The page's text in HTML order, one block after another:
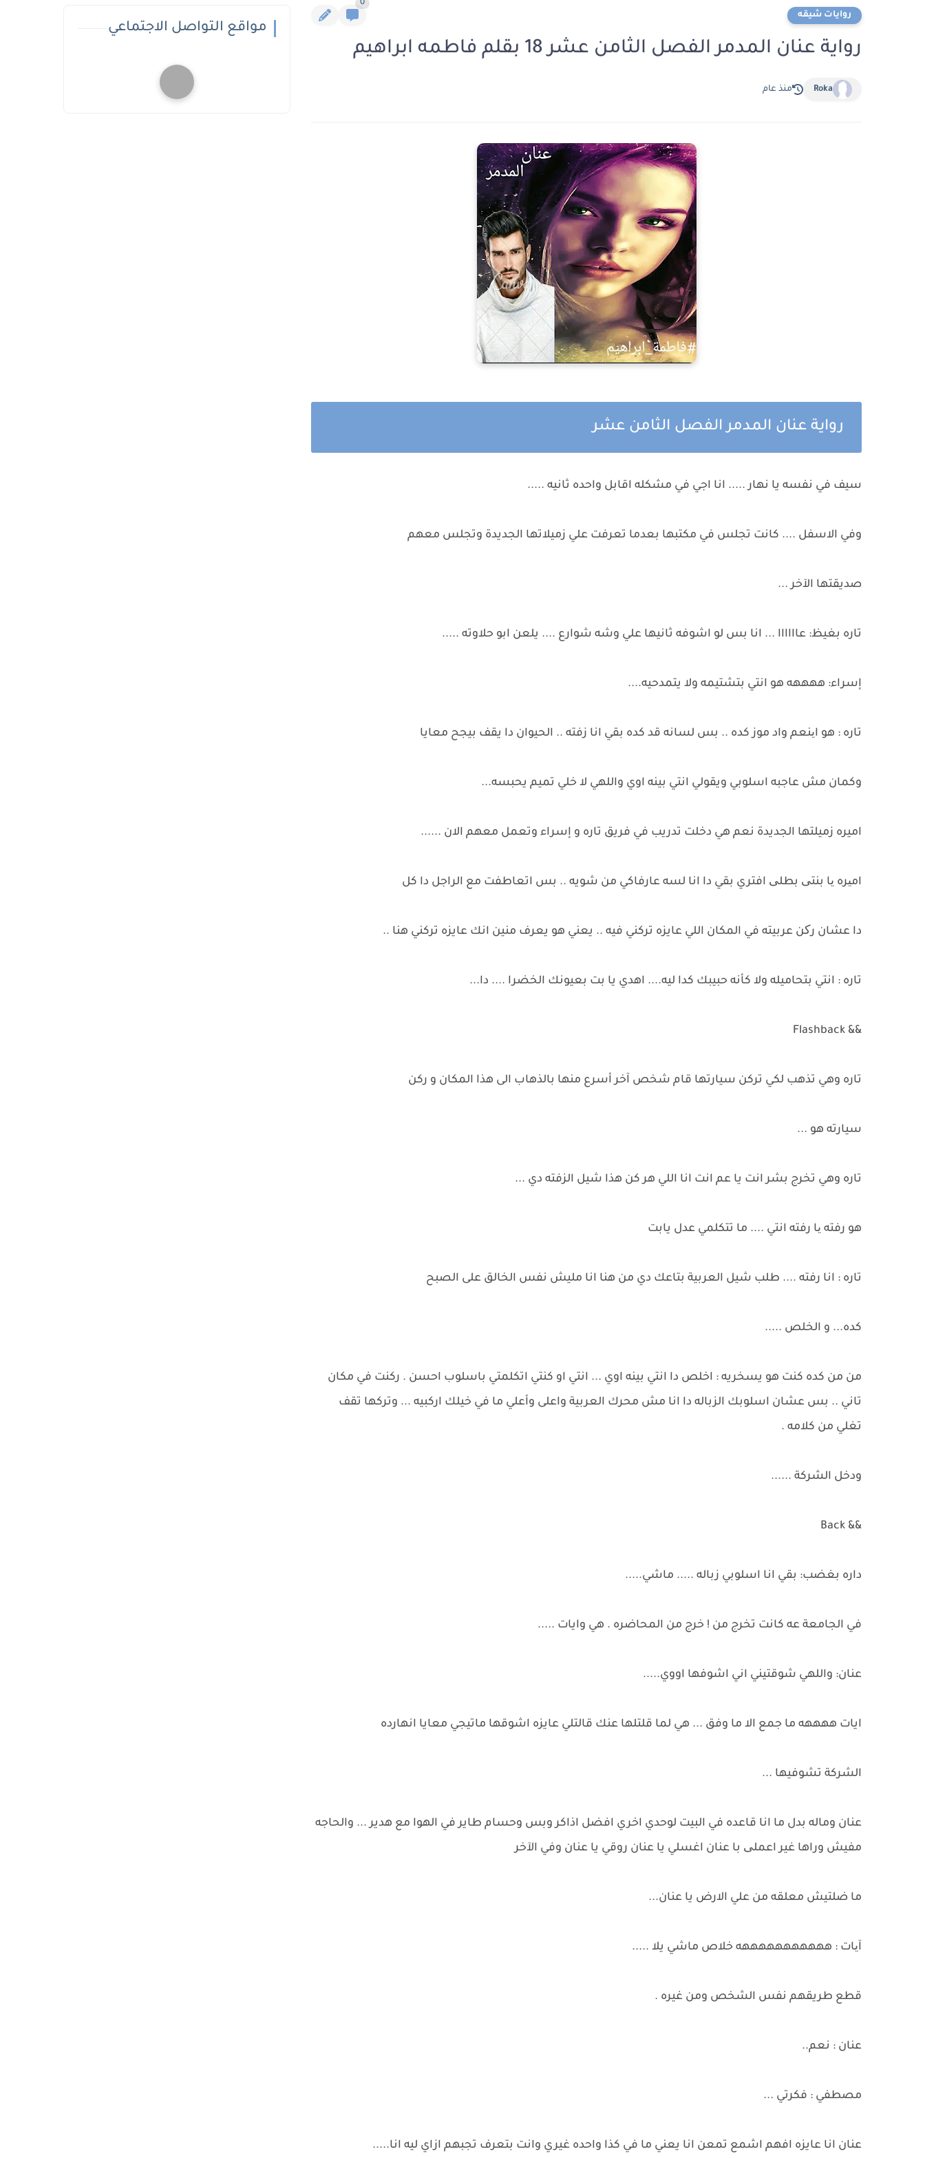
روايات شيقه
0
رواية عنان المدمر الفصل الثامن عشر 18 بقلم فاطمه ابراهيم
Roka منذ عام
رواية عنان المدمر الفصل الثامن عشر
سيف في نفسه يا نهار ..... انا اجي في مشكله اقابل واحده ثانيه .....
وفي الاسفل .... كانت تجلس في مكتبها بعدما تعرفت علي زميلاتها الجديدة وتجلس معهم
صديقتها الآخر ...
تاره بغيظ: عاااااا ... انا بس لو اشوفه ثانيها علي وشه شوارع .... يلعن ابو حلاوته .....
إسراء: ههههه هو انتي بتشتيمه ولا يتمدحيه....
تاره : هو اینعم واد موز كده .. بس لسانه قد كده بقي انا زفته .. الحيوان دا يقف بيجح معايا
وكمان مش عاجبه اسلوبي ويقولي انتي بينه اوي واللهي لا خلي تميم يحبسه...
اميره زميلتها الجديدة نعم هي دخلت تدريب في فريق تاره و إسراء وتعمل معهم الان ......
امیره یا بنتی بطلی افتري بقي دا انا لسه عارفاكي من شويه .. بس اتعاطفت مع الراجل دا كل
دا عشان رکن عربيته في المكان اللي عايزه تركني فيه .. يعني هو يعرف منين انك عايزه تركني هنا ..
تاره : انتي بتحاميله ولا كأنه حبيبك كدا ليه.... اهدي يا بت بعيونك الخضرا .... دا...
&& Flashback
تاره وهي تذهب لكي تركن سيارتها قام شخص آخر أسرع منها بالذهاب الى هذا المكان و ركن
سيارته هو ...
تاره وهي تخرج بشر انت يا عم انت انا اللي هر كن هذا شيل الزفته دي ...
هو رفته یا رفته انتي .... ما تتكلمي عدل يابت
تاره : انا رفته .... طلب شيل العربية بتاعك دي من هنا انا مليش نفس الخالق على الصبح
كده... و الخلص .....
من من كده كنت هو يسخريه : اخلص دا انتي بينه اوي ... انتي او كنتي اتكلمتي باسلوب احسن . ركنت في مكان
تاني .. بس عشان اسلوبك الزباله دا انا مش محرك العربية واعلى وأعلي ما في خيلك اركبيه ... وتركها تقف
تغلي من كلامه .
ودخل الشركة ......
&& Back
داره بغضب: بقي انا اسلوبي زباله ..... ماشي.....
في الجامعة عه كانت تخرج من ! خرج من المحاضره . هي وايات .....
عنان: واللهي شوقتيني اني اشوفها اووي.....
ايات ههههه ما جمع الا ما وفق ... هي لما قلتلها عنك قالتلي عايزه اشوقها ماتيجي معايا انهارده
الشركة تشوفيها ...
عنان وماله بدل ما انا قاعده في البيت لوحدي اخري افضل اذاكر وبس وحسام طاير في الهوا مع هدير ... والحاجه
مفيش وراها غير اعملی با عنان اغسلي يا عنان روقي يا عنان وفي الآخر
ما ضلتيش معلقه من علي الارض يا عنان...
آیات : هههههههههههه خلاص ماشي يلا .....
قطع طريقهم نفس الشخص ومن غيره .
عنان : نعم..
مصطفي : فكرتي ...
عنان انا عايزه افهم اشمع تمعن انا يعني ما في كذا واحده غيري وانت بتعرف تجبهم ازاي ليه انا.....
مواقع التواصل الاجتماعي